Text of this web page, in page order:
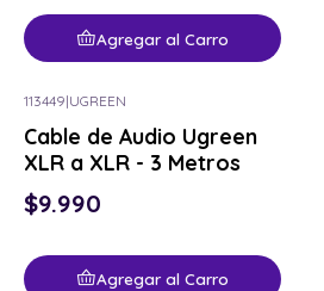
Agregar al Carro
113449|UGREEN
Cable de Audio Ugreen
XLR a XLR - 3 Metros
$9.990
Agregar al Carro